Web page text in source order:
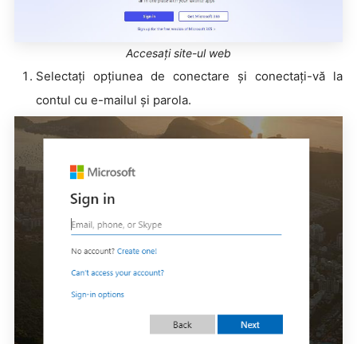
Accesați site-ul web
Selectați opțiunea de conectare și conectați-vă la
contul cu e-mailul și parola.